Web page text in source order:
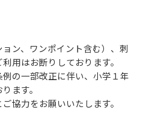
ン、ワンポイント含む）、刺
用はお断りしております。
の一部改正に伴い、小学１年
ます。
協力をお願いいたします。